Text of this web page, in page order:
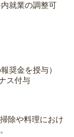
就業の調整可
奨金を授与）
ス付与
除や料理におけ